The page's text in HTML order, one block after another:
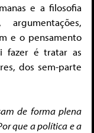
e a filosofia
e o pensamento
fazer é tratar as
dos sem-parte
de forma plena
que a política e a